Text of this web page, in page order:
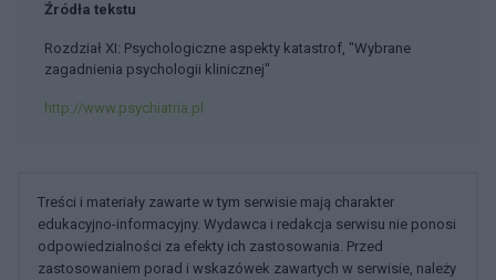
Źródła tekstu
Rozdział XI: Psychologiczne aspekty katastrof, "Wybrane
zagadnienia psychologii klinicznej"
http://www.psychiatria.pl
Treści i materiały zawarte w tym serwisie mają charakter
edukacyjno-informacyjny. Wydawca i redakcja serwisu nie ponosi
odpowiedzialności za efekty ich zastosowania. Przed
zastosowaniem porad i wskazówek zawartych w serwisie, należy